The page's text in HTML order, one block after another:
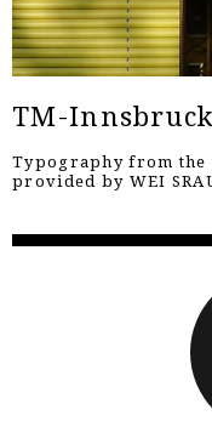
TM-
Typography from the
provided by WEI